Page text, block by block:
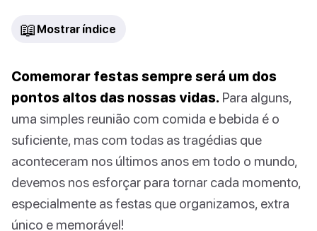
📖 Mostrar índice
Comemorar festas sempre será um dos
pontos altos das nossas vidas. Para alguns,
uma simples reunião com comida e bebida é o
suficiente, mas com todas as tragédias que
aconteceram nos últimos anos em todo o mundo,
devemos nos esforçar para tornar cada momento,
especialmente as festas que organizamos, extra
único e memorável!